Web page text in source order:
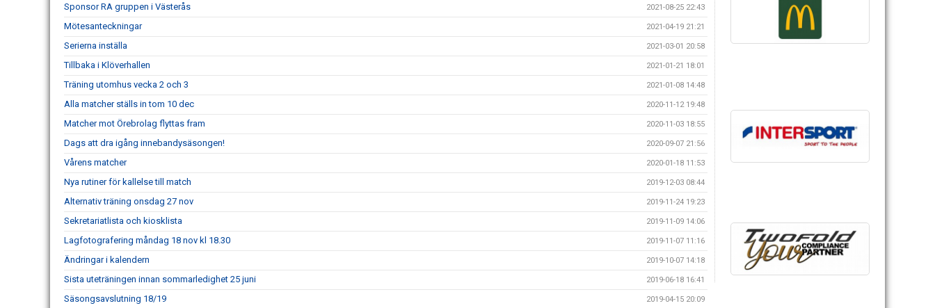
Sponsor RA gruppen i Västerås 2021-08-25 22:43
Mötesanteckningar 2021-04-19 21:21
Serierna inställa 2021-03-01 20:58
Tillbaka i Klöverhallen 2021-01-21 18:01
Träning utomhus vecka 2 och 3 2021-01-08 14:48
Alla matcher ställs in tom 10 dec 2020-11-12 19:48
Matcher mot Örebrolag flyttas fram 2020-11-03 18:55
Dags att dra igång innebandysäsongen! 2020-09-07 21:56
Vårens matcher 2020-01-18 11:53
Nya rutiner för kallelse till match 2019-12-03 08:44
Alternativ träning onsdag 27 nov 2019-11-24 19:23
Sekretariatlista och kiosklista 2019-11-09 14:06
Lagfotografering måndag 18 nov kl 18.30 2019-11-07 11:16
Ändringar i kalendern 2019-10-07 14:18
Sista uteträningen innan sommarledighet 25 juni 2019-06-18 16:41
Säsongsavslutning 18/19 2019-04-15 20:09